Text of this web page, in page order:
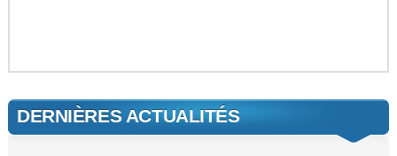
DERNIÈRES ACTUALITÉS